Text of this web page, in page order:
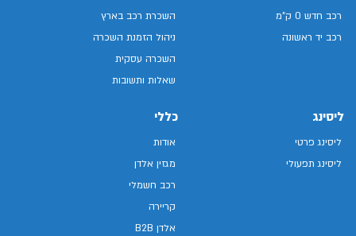
רכב חדש 0 ק"מ
רכב יד ראשונה
השכרת רכב בארץ
ניהול הזמנת השכרה
השכרה עסקית
שאלות ותשובות
ליסינג
ליסינג פרטי
ליסינג תפעולי
כללי
אודות
מגזין אלדן
רכב חשמלי
קריירה
אלדן B2B